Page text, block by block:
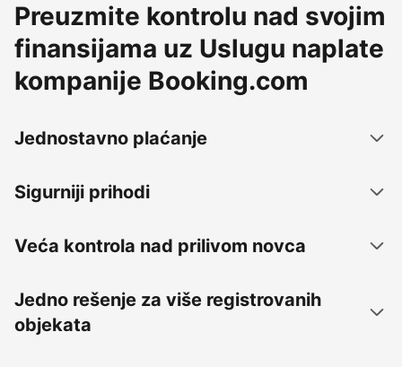
Preuzmite kontrolu nad svojim
finansijama uz Uslugu naplate
kompanije Booking.com
Jednostavno plaćanje
Sigurniji prihodi
Veća kontrola nad prilivom novca
Jedno rešenje za više registrovanih
objekata